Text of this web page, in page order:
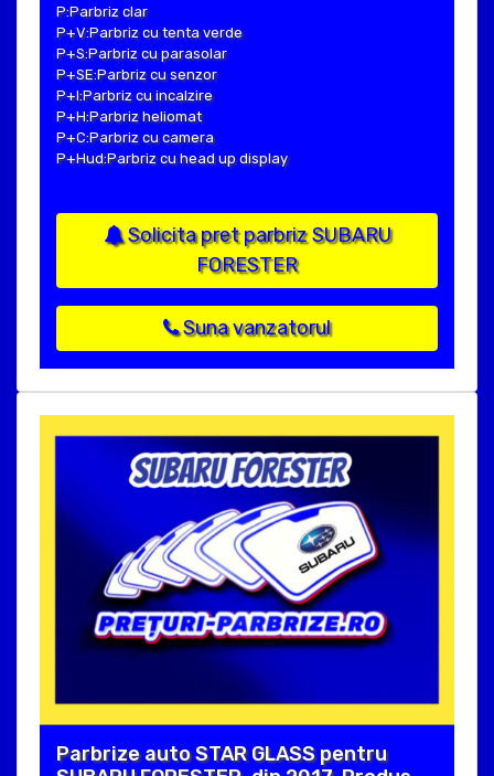
P:Parbriz clar
P+V:Parbriz cu tenta verde
P+S:Parbriz cu parasolar
P+SE:Parbriz cu senzor
P+I:Parbriz cu incalzire
P+H:Parbriz heliomat
P+C:Parbriz cu camera
P+Hud:Parbriz cu head up display
Solicita pret parbriz SUBARU
FORESTER
Suna vanzatorul
Parbrize auto STAR GLASS pentru